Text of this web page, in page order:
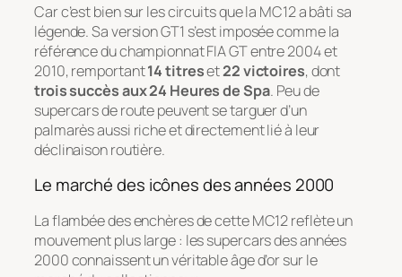
Car c’est bien sur les circuits que la MC12 a bâti sa
légende. Sa version GT1 s’est imposée comme la
référence du championnat FIA GT entre 2004 et
2010, remportant14 titreset22 victoires, dont
trois succès aux 24 Heures de Spa. Peu de
supercars de route peuvent se targuer d’un
palmarès aussi riche et directement lié à leur
déclinaison routière.
Le marché des icônes des années 2000
La flambée des enchères de cette MC12 reflète un
mouvement plus large : les supercars des années
2000 connaissent un véritable âge d’or sur le